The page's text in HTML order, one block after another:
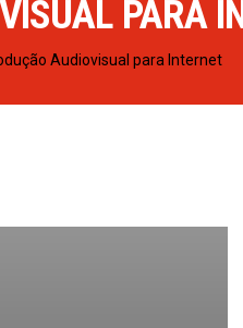
PARA
Audiovisual para Internet